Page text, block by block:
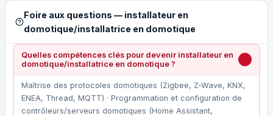
Foire aux questions — installateur en
domotique/installatrice en domotique
Quelles compétences clés pour devenir installateur en
domotique/installatrice en domotique ?
Maîtrise des protocoles domotiques (Zigbee, Z-Wave, KNX,
ENEA, Thread, MQTT) · Programmation et configuration de
contrôleurs/serveurs domotiques (Home Assistant,